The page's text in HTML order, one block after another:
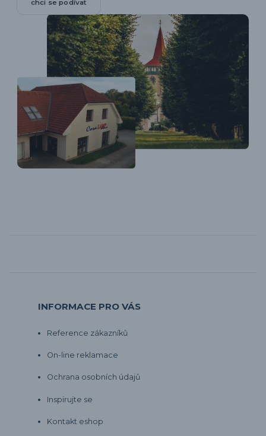
chci se podívat
INFORMACE PRO VÁS
Reference zákazníků
On-line reklamace
Ochrana osobních údajů
Inspirujte se
Kontakt eshop